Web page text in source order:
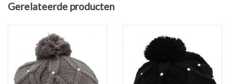
* Wasvoorschrift: 30 graden
Gerelateerde producten